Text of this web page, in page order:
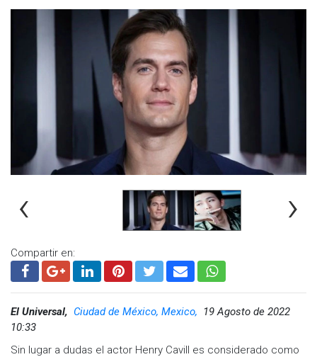
‹ ›
Compartir en:
El Universal, Ciudad de México, Mexico,
19 Agosto de 2022
10:33
Sin lugar a dudas el actor Henry Cavill es considerado como